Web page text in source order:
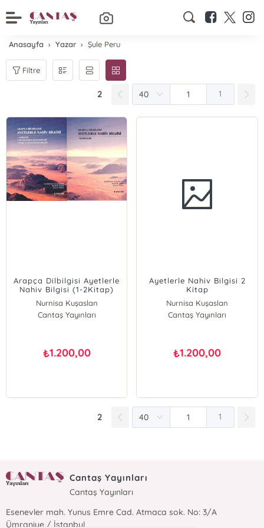
Anasayfa Yazar Şule Peru
Filtre
2 1
Arapça Dilbilgisi Ayetlerle
Nahiv Bilgisi (1-2Kitap)
Nurnisa Kuşaslan
Merve İnan
Cantaş Yayınları
₺1.200,00
Ayetlerle Nahiv Bilgisi 2
Kitap
Nurnisa Kuşaslan
Merve İnan
Cantaş Yayınları
₺1.200,00
2 1
Cantaş Yayınları
Cantaş Yayınları
Esenevler mah. Yunus Emre Cad. Atmaca sok. No: 3/A
Ümraniye / İstanbul